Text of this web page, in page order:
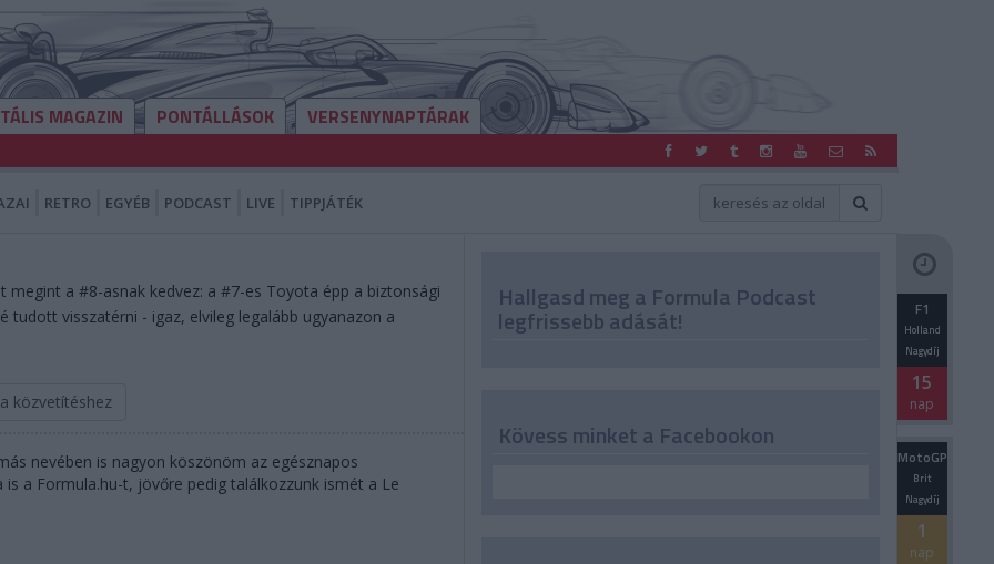
MAGAZIN PONTÁLLÁSOK VERSENYNAPTÁRAK
RETRO EGYÉB PODCAST LIVE TIPPJÁTÉK
megint a #8-asnak kedvez: a #7-es Toyota épp a biztonsági
visszatérni - igaz, elvileg legalább ugyanazon a
közvetítéshez
nevében is nagyon köszönöm az egésznapos
a Formula.hu-t, jövőre pedig találkozzunk ismét a Le
Hallgasd meg a Formula Podcast
legfrissebb adását! F1
Holland
Nagydíj
15
nap
MotoGP
Brit
Nagydíj
1
nap
Kövess minket a Facebookon